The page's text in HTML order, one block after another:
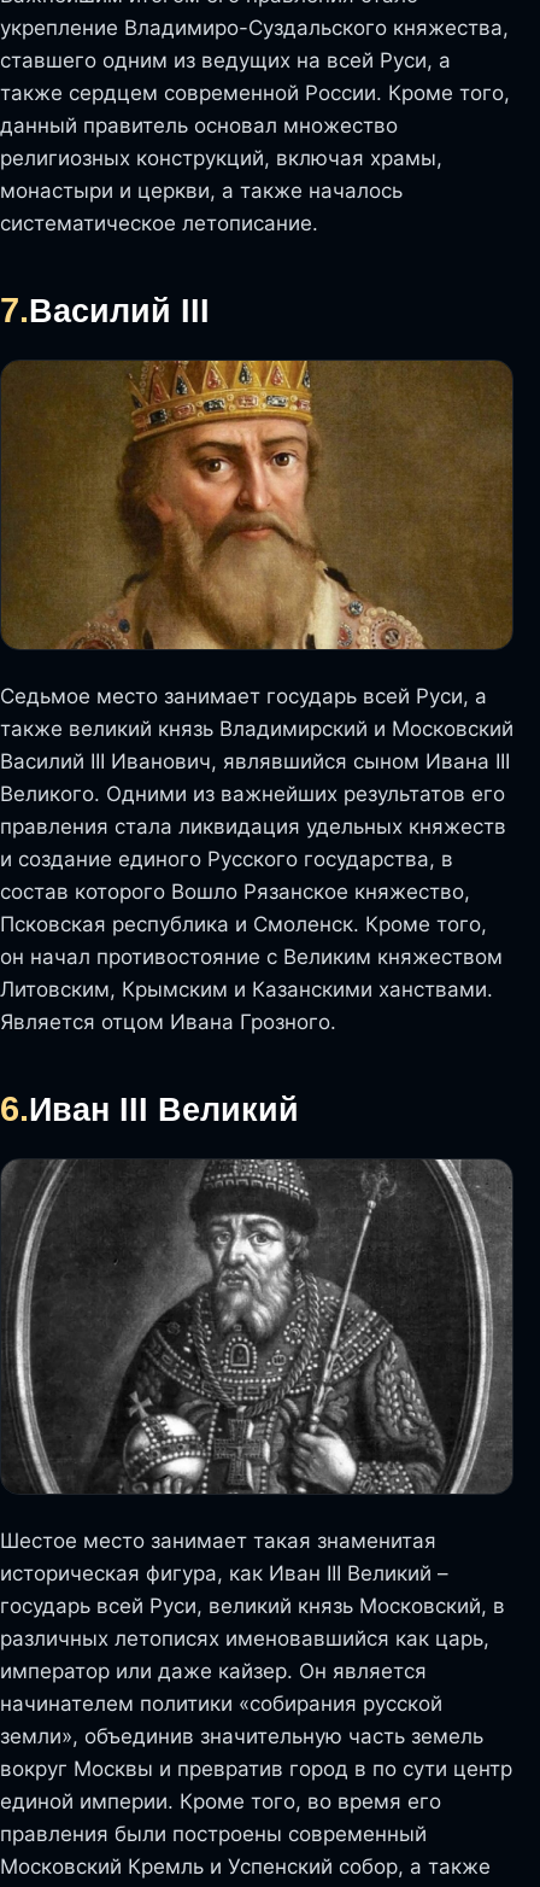
укрепление Владимиро-Суздальского княжества,
ставшего одним из ведущих на всей Руси, а
также сердцем современной России. Кроме того,
данный правитель основал множество
религиозных конструкций, включая храмы,
монастыри и церкви, а также началось
систематическое летописание.
7.Василий III
Седьмое место занимает государь всей Руси, а
также великий князь Владимирский и Московский
Василий III Иванович, являвшийся сыном Ивана III
Великого. Одними из важнейших результатов его
правления стала ликвидация удельных княжеств
и создание единого Русского государства, в
состав которого Вошло Рязанское княжество,
Псковская республика и Смоленск. Кроме того,
он начал противостояние с Великим княжеством
Литовским, Крымским и Казанскими ханствами.
Является отцом Ивана Грозного.
6.Иван III Великий
Шестое место занимает такая знаменитая
историческая фигура, как Иван III Великий –
государь всей Руси, великий князь Московский, в
различных летописях именовавшийся как царь,
император или даже кайзер. Он является
начинателем политики «собирания русской
земли», объединив значительную часть земель
вокруг Москвы и превратив город в по сути центр
единой империи. Кроме того, во время его
правления были построены современный
Московский Кремль и Успенский собор, а также